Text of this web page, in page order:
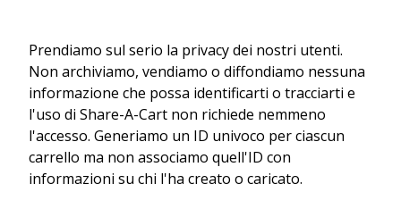
Prendiamo sul serio la privacy dei nostri utenti.
Non archiviamo, vendiamo o diffondiamo nessuna
informazione che possa identificarti o tracciarti e
l'uso di Share-A-Cart non richiede nemmeno
l'accesso. Generiamo un ID univoco per ciascun
carrello ma non associamo quell'ID con
informazioni su chi l'ha creato o caricato.